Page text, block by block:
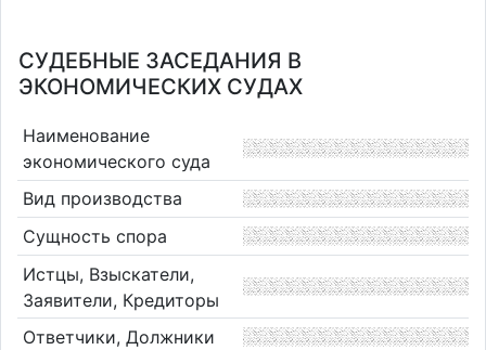
СУДЕБНЫЕ ЗАСЕДАНИЯ В
ЭКОНОМИЧЕСКИХ СУДАХ
Наименование
экономического суда
Вид производства
Сущность спора
Истцы, Взыскатели,
Заявители, Кредиторы
Ответчики, Должники